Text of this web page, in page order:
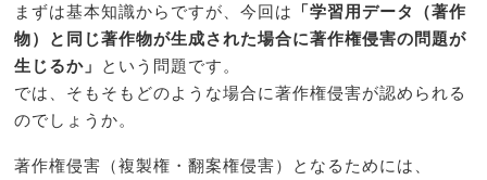
まずは基本知識からですが、今回は
「学習用データ（著作
物）と同じ著作物が生成された場合に著作権侵害の問題が
生じるか」 という問題です。
では、そもそもどのような場合に著作権侵害が認められる
のでしょうか。
著作権侵害（複製権・翻案権侵害）となるためには、